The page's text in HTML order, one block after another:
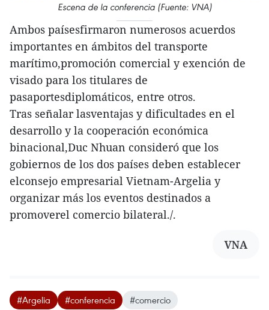
Escena de la conferencia (Fuente: VNA)
Ambos paísesfirmaron numerosos acuerdos
importantes en ámbitos del transporte
marítimo,promoción comercial y exención de
visado para los titulares de
pasaportesdiplomáticos, entre otros.
Tras señalar lasventajas y dificultades en el
desarrollo y la cooperación económica
binacional,Duc Nhuan consideró que los
gobiernos de los dos países deben establecer
elconsejo empresarial Vietnam-Argelia y
organizar más los eventos destinados a
promoverel comercio bilateral./.
VNA
#Argelia #conferencia #comercio